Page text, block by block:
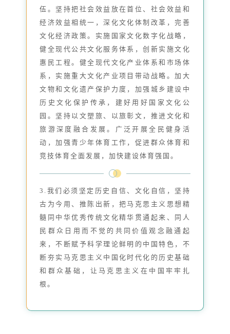
伍。坚持把社会效益放在首位、社会效益和
经济效益相统一，深化文化体制改革，完善
文化经济政策。实施国家文化数字化战略，
健全现代公共文化服务体系，创新实施文化
惠民工程。健全现代文化产业体系和市场体
系，实施重大文化产业项目带动战略。加大
文物和文化遗产保护力度，加强城乡建设中
历史文化保护传承，建好用好国家文化公
园。坚持以文塑旅、以旅彰文，推进文化和
旅游深度融合发展。广泛开展全民健身活
动，加强青少年体育工作，促进群众体育和
竞技体育全面发展，加快建设体育强国。
3.我们必须坚定历史自信、文化自信，坚持
古为今用、推陈出新，把马克思主义思想精
髓同中华优秀传统文化精华贯通起来、同人
民群众日用而不觉的共同价值观念融通起
来，不断赋予科学理论鲜明的中国特色，不
断夯实马克思主义中国化时代化的历史基础
和群众基础，让马克思主义在中国牢牢扎
根。